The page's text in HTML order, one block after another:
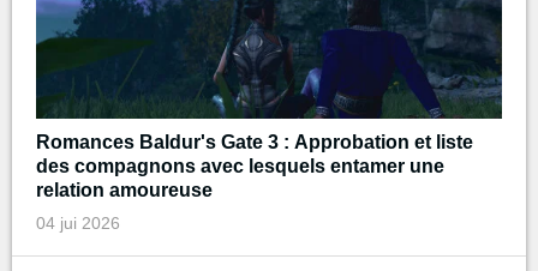
Romances Baldur's Gate 3 : Approbation et liste
des compagnons avec lesquels entamer une
relation amoureuse
04 jui 2026